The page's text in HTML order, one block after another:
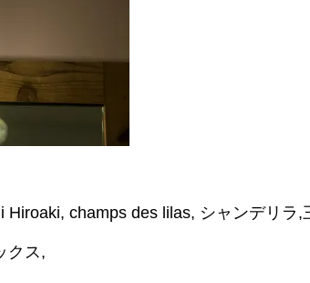
Hiroaki, champs des lilas, シャンデリラ
クス,